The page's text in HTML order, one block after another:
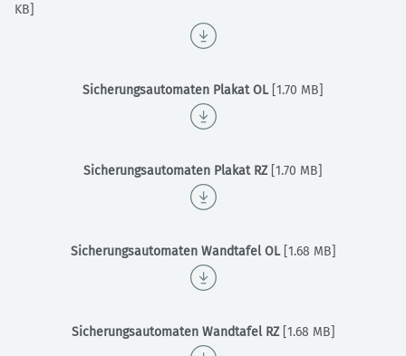
KB]
Sicherungsautomaten Plakat OL[1.70 MB]
Sicherungsautomaten Plakat RZ[1.70 MB]
Sicherungsautomaten Wandtafel OL[1.68 MB]
Sicherungsautomaten Wandtafel RZ[1.68 MB]